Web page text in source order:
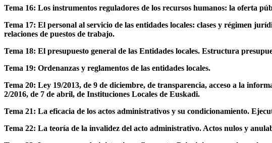
Tema 16: Los instrumentos reguladores de los recursos humanos: la oferta
Tema 17: El personal al servicio de las entidades locales: clases y régimen
relaciones de puestos de trabajo.
Tema 18: El presupuesto general de las Entidades locales. Estructura
Tema 19: Ordenanzas y reglamentos de las entidades locales.
Tema 20: Ley 19/2013, de 9 de diciembre, de transparencia, acceso a la
2/2016, de 7 de abril, de Instituciones Locales de Euskadi.
Tema 21: La eficacia de los actos administrativos y su condicionamiento.
Tema 22: La teoría de la invalidez del acto administrativo. Actos nulos y